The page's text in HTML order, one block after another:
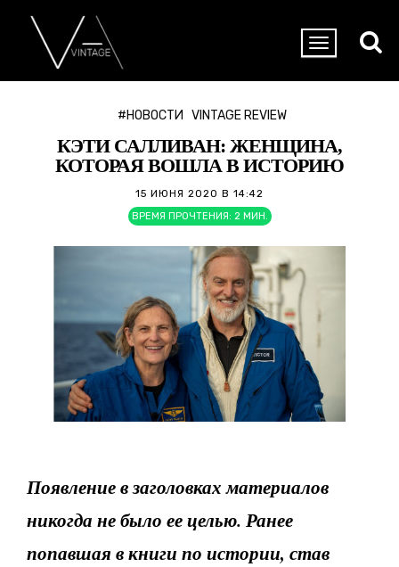
#НОВОСТИ VINTAGE REVIEW
КЭТИ САЛЛИВАН: ЖЕНЩИНА,
КОТОРАЯ ВОШЛА В ИСТОРИЮ
15 ИЮНЯ 2020 В 14:42
ВРЕМЯ ПРОЧТЕНИЯ: 2 МИН.
Появление в заголовках материалов
никогда не было ее целью. Ранее
попавшая в книги по истории, став